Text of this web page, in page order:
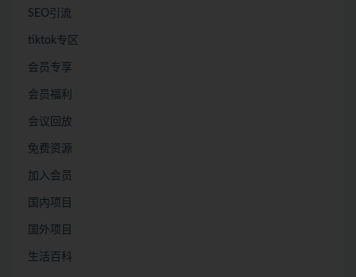
SEO引流
tiktok专区
会员专享
会员福利
会议回放
免费资源
加入会员
国内项目
国外项目
生活百科